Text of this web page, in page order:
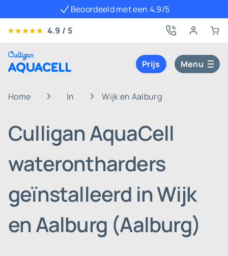
Beoordeeld met een 4,9/5
4.9 / 5
Prijs Menu
Home In Wijk en Aalburg
Culligan AquaCell
waterontharders
geïnstalleerd in Wijk
en Aalburg (Aalburg)